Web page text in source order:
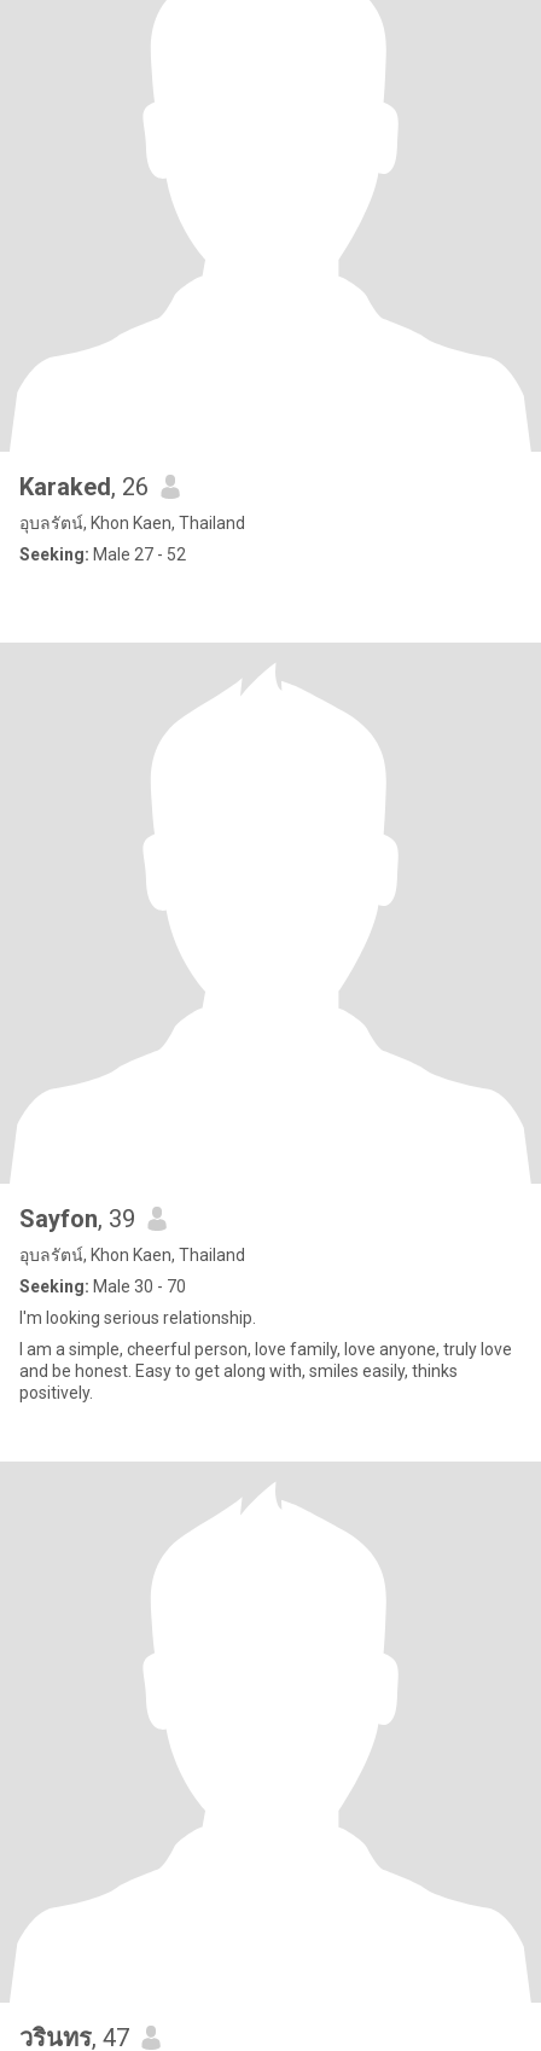
Karaked, 26
อุบลรัตน์, Khon Kaen, Thailand
Seeking: Male 27 - 52
Sayfon, 39
อุบลรัตน์, Khon Kaen, Thailand
Seeking: Male 30 - 70
I'm looking serious relationship.
I am a simple, cheerful person, love family, love anyone, truly love
and be honest. Easy to get along with, smiles easily, thinks
positively.
วรินทร, 47